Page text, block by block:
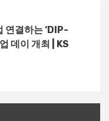
연결하는 ‘DIP-
데이 개최 | KS